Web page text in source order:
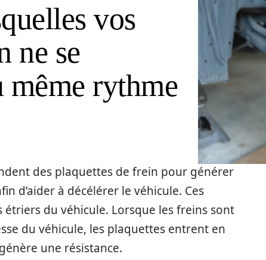
vos
ne se
même rythme
des plaquettes de frein pour générer
d’aider à décélérer le véhicule. Ces
du véhicule. Lorsque les freins sont
du véhicule, les plaquettes entrent en
une résistance.